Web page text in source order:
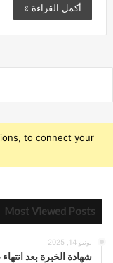
أكمل القراءة »
to connect your
Most Viewed Posts
يونيو 14, 2025
شهادة الخبرة بعد